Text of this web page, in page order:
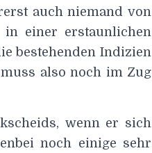
auch niemand von
in einer erstaunlichen
bestehenden Indizien
also noch im Zug
wenn er sich
noch einige sehr